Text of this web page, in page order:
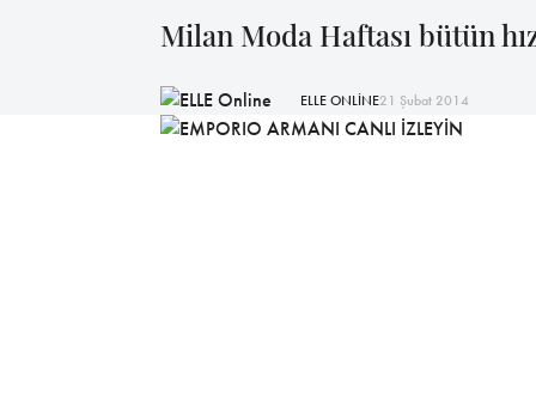
Milan Moda Haftası bütün
ELLE ONLİNE21 Şubat 2014